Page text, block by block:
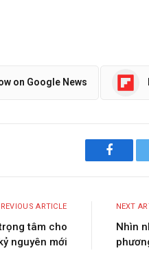
on Google News
ARTICLE
tâm cho
nguyên mới
NEXT
Nhìn